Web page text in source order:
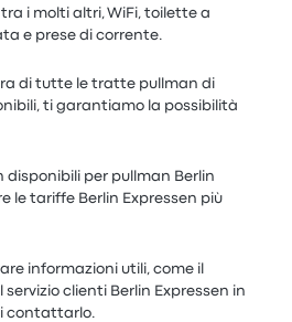
i molti altri, WiFi, toilette a
e prese di corrente.
di tutte le tratte pullman di
ti garantiamo la possibilità
disponibili per pullman Berlin
le tariffe Berlin Expressen più
informazioni utili, come il
clienti Berlin Expressen in
contattarlo.